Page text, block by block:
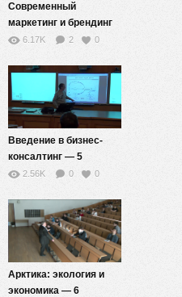
Современный
маркетинг и брендинг
— 56.17K 2 0
Введение в бизнес-
консалтинг — 5
2.56K 0 0
Арктика: экология и
экономика — 6